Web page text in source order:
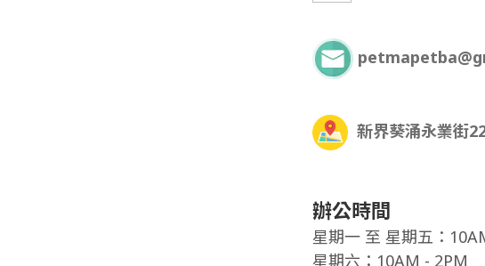
新界葵涌永業街
辦公時間
星期一 至 星期五：
星期六：10AM - 2PM